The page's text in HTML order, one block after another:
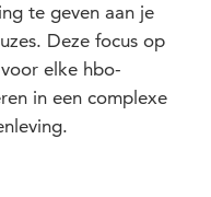
te geven aan je
Deze focus op
elke hbo-
in een complexe